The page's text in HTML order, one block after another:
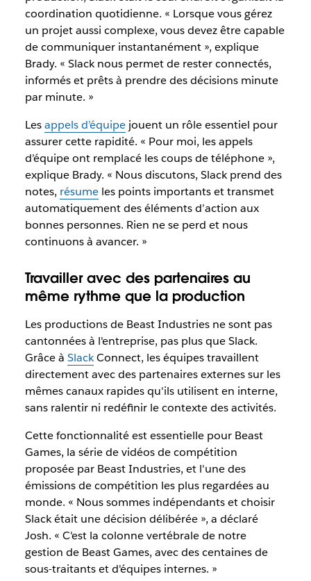
coordination quotidienne. « Lorsque vous gérez
un projet aussi complexe, vous devez être capable
de communiquer instantanément », explique
Brady. « Slack nous permet de rester connectés,
informés et prêts à prendre des décisions minute
par minute. »
Lesappels d’équipe jouent un rôle essentiel pour
assurer cette rapidité. « Pour moi, les appels
d’équipe ont remplacé les coups de téléphone »,
explique Brady. « Nous discutons, Slack prend des
notes, résume les points importants et transmet
automatiquement des éléments d’action aux
bonnes personnes. Rien ne se perd et nous
continuons à avancer. »
Travailler avec des partenaires au
même rythme que la production
Les productions de Beast Industries ne sont pas
cantonnées à l'entreprise, pas plus que Slack.
Grâce à SlackConnect, les équipes travaillent
directement avec des partenaires externes sur les
mêmes canaux rapides qu'ils utilisent en interne,
sans ralentir ni redéfinir le contexte des activités.
Cette fonctionnalité est essentielle pour Beast
Games, la série de vidéos de compétition
proposée par Beast Industries, et l'une des
émissions de compétition les plus regardées au
monde. « Nous sommes indépendants et choisir
Slack était une décision délibérée », a déclaré
Josh. « C'est la colonne vertébrale de notre
gestion de Beast Games, avec des centaines de
sous-traitants et d'équipes internes. »